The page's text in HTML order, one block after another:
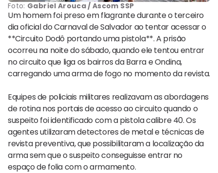
Foto: Gabriel Arouca / Ascom SSP
Um homem foi preso em flagrante durante o terceiro
dia oficial do Carnaval de Salvador ao tentar acessar o
**Circuito Dodô portando uma pistola**. A prisão
ocorreu na noite do sábado, quando ele tentou entrar
no circuito que liga os bairros da Barra e Ondina,
carregando uma arma de fogo no momento da revista.
Equipes de policiais militares realizavam as abordagens
de rotina nos portais de acesso ao circuito quando o
suspeito foi identificado com a pistola calibre 40. Os
agentes utilizaram detectores de metal e técnicas de
revista preventiva, que possibilitaram a localização da
arma sem que o suspeito conseguisse entrar no
espaço de folia com o armamento.